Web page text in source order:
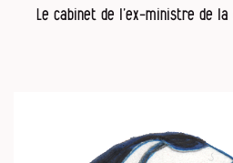
Le cabinet de l’ex-ministre de la